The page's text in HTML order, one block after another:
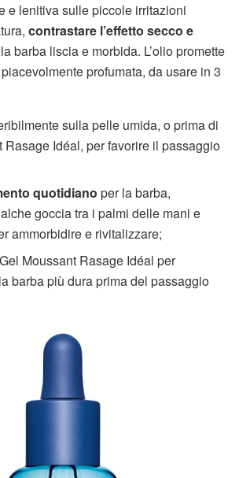
e lenitiva sulle piccole irritazioni
contrastare l’effetto secco e
barba liscia e morbida. L’olio promette
profumata, da usare in 3
sulla pelle umida, o prima di
Rasage Idéal, per favorire il passaggio
quotidiano per la barba,
goccia tra i palmi delle mani e
ammorbidire e rivitalizzare;
Moussant Rasage Idéal per
barba più dura prima del passaggio